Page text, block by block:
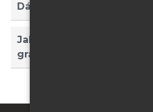
Dá se stojan dále
Jak probíhá nákupní
grafických dat?